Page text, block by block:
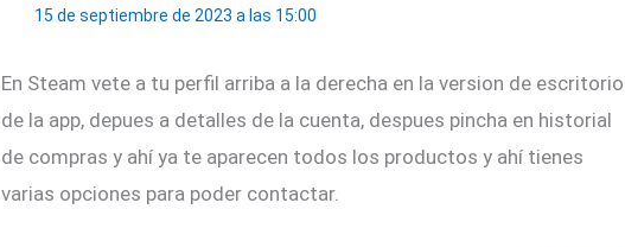
15 de septiembre de 2023 a las 15:00
En Steam vete a tu perfil arriba a la derecha en la version de escritorio
de la app, depues a detalles de la cuenta, despues pincha en historial
de compras y ahí ya te aparecen todos los productos y ahí tienes
varias opciones para poder contactar.